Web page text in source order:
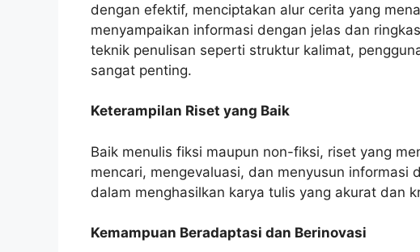
dengan efektif, menciptakan alur cerita yang
menyampaikan informasi dengan jelas dan
teknik penulisan seperti struktur kalimat,
sangat penting.
Keterampilan Riset yang Baik
Baik menulis fiksi maupun non-fiksi, riset yang
mencari, mengevaluasi, dan menyusun informasi
dalam menghasilkan karya tulis yang akurat dan
Kemampuan Beradaptasi dan Berinovasi